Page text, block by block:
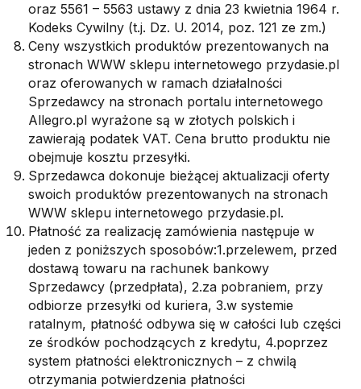
oraz 5561 – 5563 ustawy z dnia 23 kwietnia 1964 r.
Kodeks Cywilny (t.j. Dz. U. 2014, poz. 121 ze zm.)
Ceny wszystkich produktów prezentowanych na
stronach WWW sklepu internetowego przydasie.pl
oraz oferowanych w ramach działalności
Sprzedawcy na stronach portalu internetowego
Allegro.pl wyrażone są w złotych polskich i
zawierają podatek VAT. Cena brutto produktu nie
obejmuje kosztu przesyłki.
Sprzedawca dokonuje bieżącej aktualizacji oferty
swoich produktów prezentowanych na stronach
WWW sklepu internetowego przydasie.pl.
Płatność za realizację zamówienia następuje w
jeden z poniższych sposobów:1.przelewem, przed
dostawą towaru na rachunek bankowy
Sprzedawcy (przedpłata), 2.za pobraniem, przy
odbiorze przesyłki od kuriera, 3.w systemie
ratalnym, płatność odbywa się w całości lub części
ze środków pochodzących z kredytu, 4.poprzez
system płatności elektronicznych – z chwilą
otrzymania potwierdzenia płatności